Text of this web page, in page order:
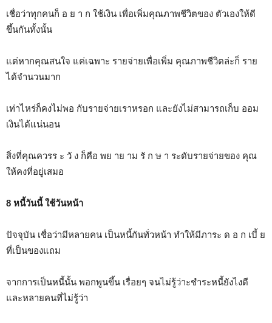
เชื่อว่าทุกคนก็ อ ย า ก ใช้เงิน เพื่อเพิ่มคุณภาพชีวิตของ ตัวเองให้ดี
ขึ้นกันทั้งนั้น
แต่หากคุณสนใจ แค่เฉพาะ รายจ่ายเพื่อเพิ่ม คุณภาพชีวิตล่ะก็ ราย
ได้จำนวนมาก
เท่าไหร่ก็คงไม่พอ กับรายจ่ายเราหรอก และยังไม่สามารถเก็บ ออม
เงินได้แน่นอน
สิ่งที่คุณควรร ะ วั ง ก็คือ พย าย าม รั ก ษ า ระดับรายจ่ายของ คุณ
ให้คงที่อยู่เสมอ
8 หนี้วันนี้ ใช้วันหน้า
ปัจจุบัน เชื่อว่ามีหลายคน เป็นหนี้กันทั่วหน้า ทำให้มีภาระ ด อ ก เบี้ ย
ที่เป็นของแถม
จากการเป็นหนี้นั้น พอกพูนขึ้น เรื่อยๆ จนไม่รู้ว่าะชำระหนี้ยังไงดี
และหลายคนที่ไม่รู้ว่า